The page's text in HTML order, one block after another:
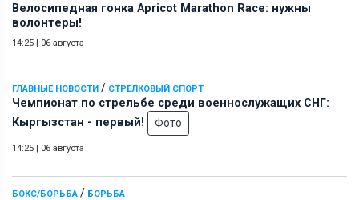
Велосипедная гонка Apricot Marathon Race: нужны
волонтеры!
14:25 | 06 августа
ГЛАВНЫЕ НОВОСТИ / СТРЕЛКОВЫЙ СПОРТ
Чемпионат по стрельбе среди военнослужащих СНГ:
Кыргызстан - первый!
Фото
14:25 | 06 августа
БОКС/БОРЬБА / БОРЬБА